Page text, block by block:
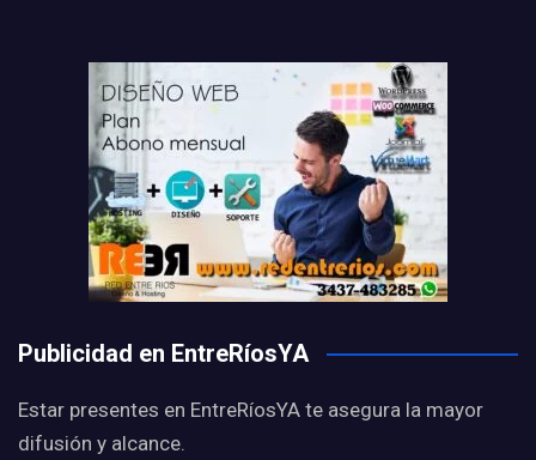
Publicidad en EntreRíosYA
Estar presentes en EntreRíosYA te asegura la mayor
difusión y alcance.